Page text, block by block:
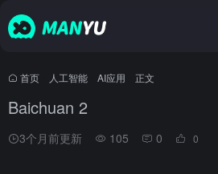
首页 人工智能 AI应用 正文
Baichuan 2
3个月前更新 105 0 0